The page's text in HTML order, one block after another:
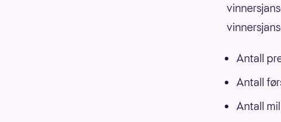
Antall
Antall
Antall